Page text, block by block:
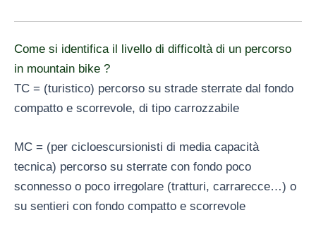
Come si identifica il livello di difficoltà di un percorso
in mountain bike ?
TC = (turistico) percorso su strade sterrate dal fondo
compatto e scorrevole, di tipo carrozzabile
MC = (per cicloescursionisti di media capacità
tecnica) percorso su sterrate con fondo poco
sconnesso o poco irregolare (tratturi, carrarecce…) o
su sentieri con fondo compatto e scorrevole